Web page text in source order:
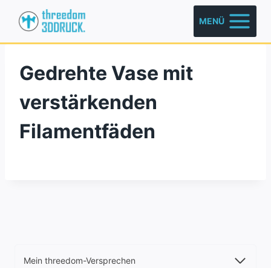
Inhalt
springen
MENÜ
Gedrehte Vase mit
verstärkenden
Filamentfäden
Mein threedom-Versprechen